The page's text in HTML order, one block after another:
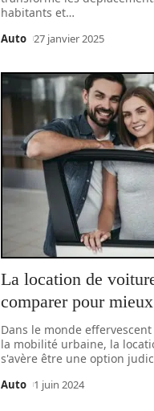
habitants et…
Auto 27 janvier 2025
La location de
comparer pour
Dans le monde
la mobilité urbaine, la
s'avère être une option
Auto 1 juin 2024